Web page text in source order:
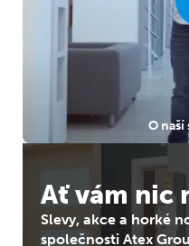
O
Ať vám nic
Slevy, akce a horké
společnosti Atex